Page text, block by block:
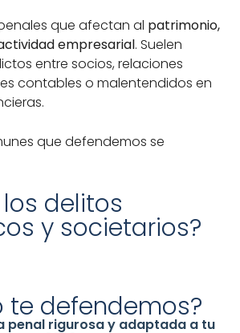
delitos
y societarios?
que afectan al patrimonio,
empresarial. Suelen
entre socios, relaciones
contables o malentendidos en
que defendemos se
te defendemos?
penal rigurosa y adaptada a tu